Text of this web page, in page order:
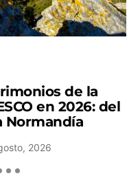
de la
en 2026: del
Normandía
2026